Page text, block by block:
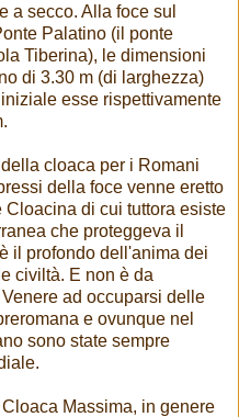
a secco. Alla foce sul
Palatino (il ponte
Tiberina), le dimensioni
di 3.30 m (di larghezza)
esse rispettivamente
cloaca per i Romani
della foce venne eretto
di cui tuttora esiste
che proteggeva il
il profondo dell'anima dei
civiltà. E non è da
ad occuparsi delle
e ovunque nel
sono state sempre
Massima, in genere